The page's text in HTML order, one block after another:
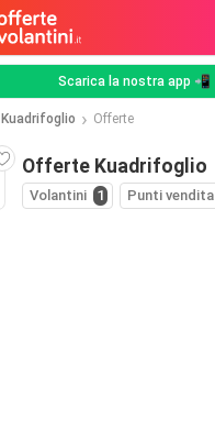
Scarica la nostra app 📲
Kuadrifoglio Offerte
Offerte Kuadrifoglio
Volantini 1 Punti vendita